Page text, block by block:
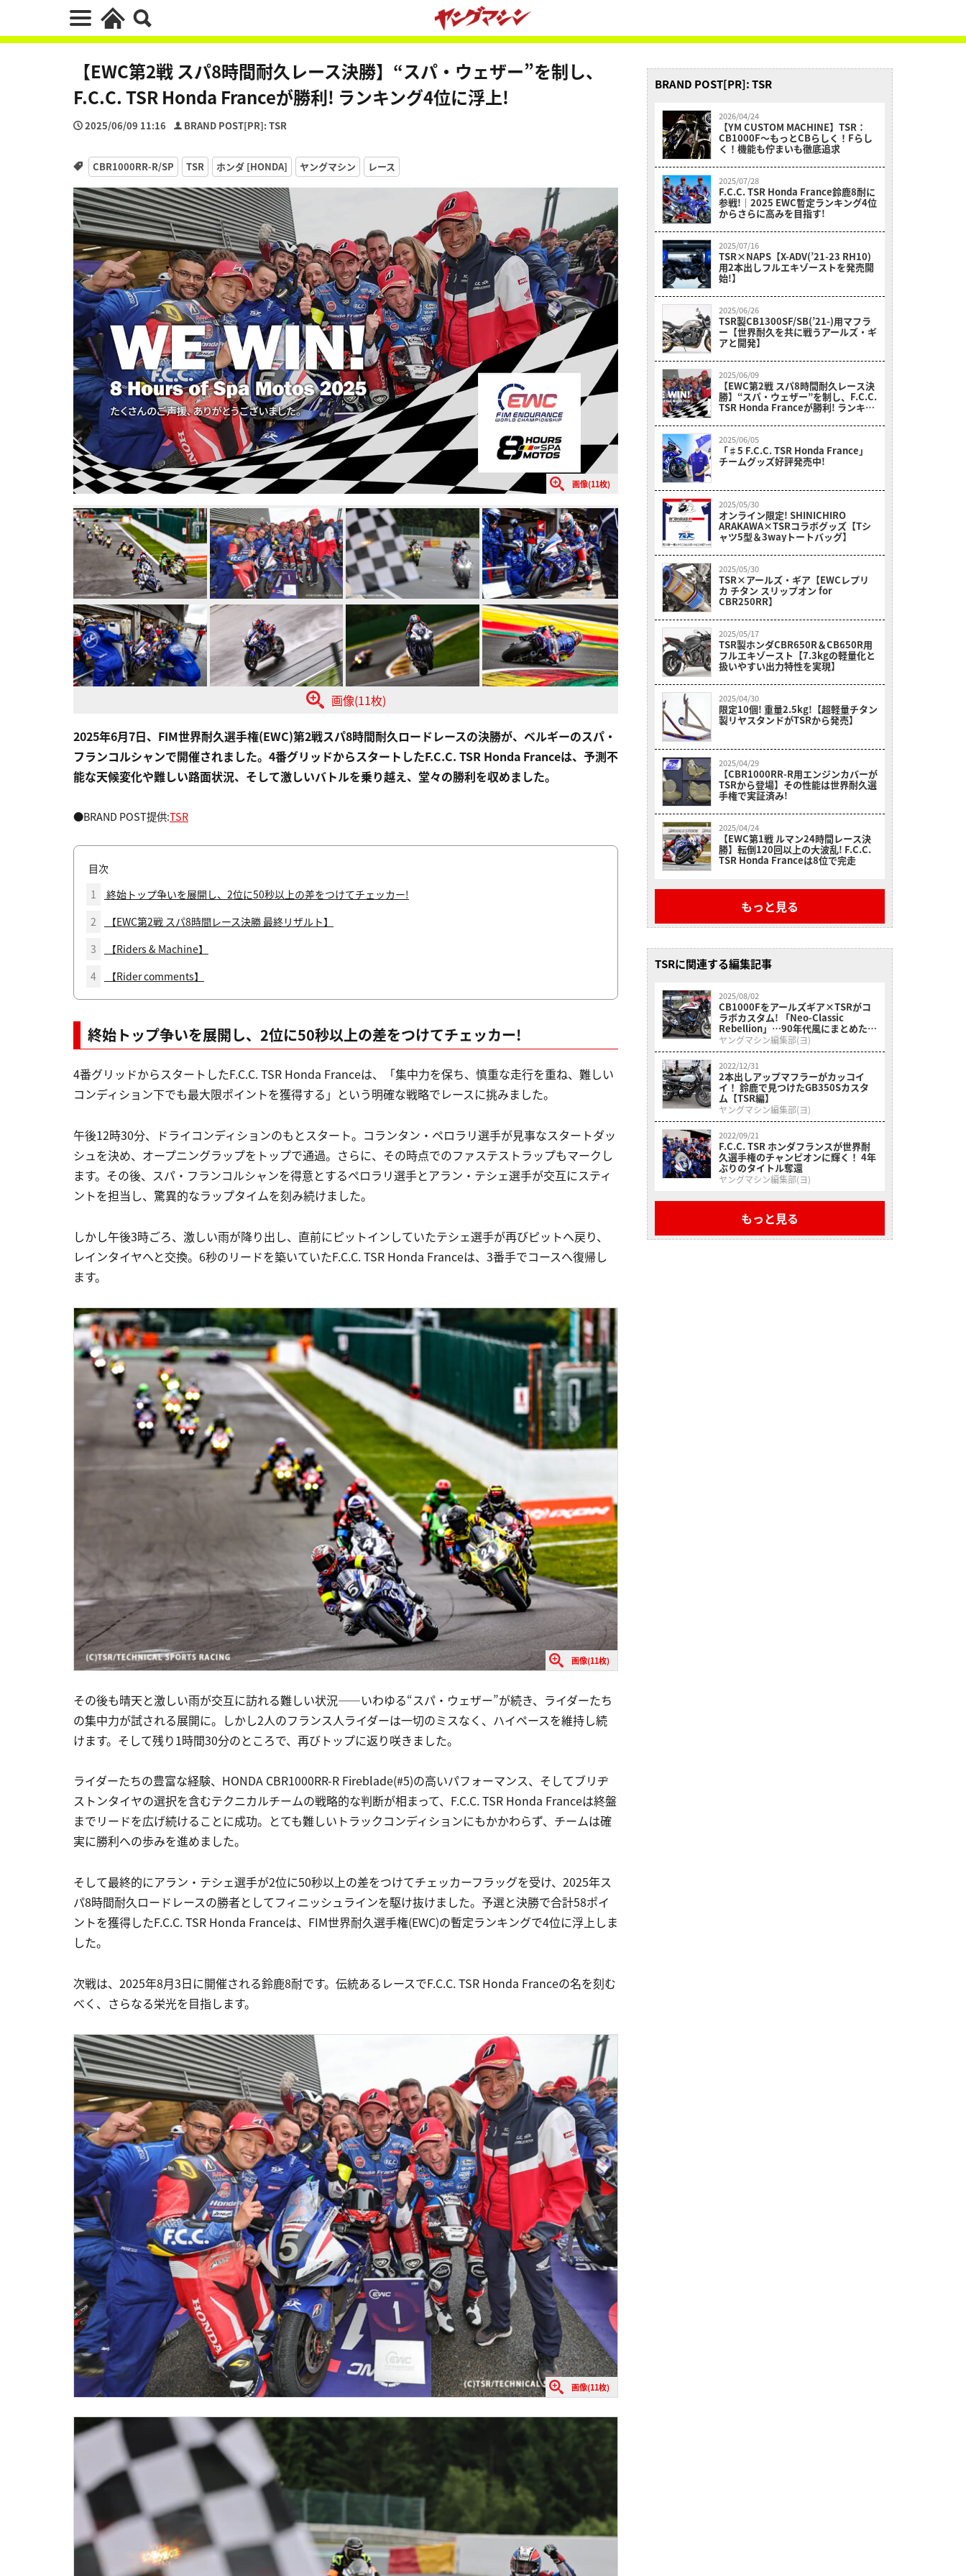
【EWC第2戦 スパ8時間耐久レース決勝】“スパ・ウェザー”を制し、
F.C.C. TSR Honda Franceが勝利! ランキング4位に浮上!
2025/06/09 11:16 BRAND POST[PR]: TSR
CBR1000RR-R/SP TSR ホンダ [HONDA] ヤングマシン レース
画像(11枚)
画像(11枚)
2025年6月7日、FIM世界耐久選手権(EWC)第2戦スパ8時間耐久ロードレースの決勝が、ベルギーのスパ・
フランコルシャンで開催されました。4番グリッドからスタートしたF.C.C. TSR Honda Franceは、予測不
能な天候変化や難しい路面状況、そして激しいバトルを乗り越え、堂々の勝利を収めました。
●BRAND POST提供:TSR
目次
1
終始トップ争いを展開し、2位に50秒以上の差をつけてチェッカー!
2
【EWC第2戦 スパ8時間レース決勝 最終リザルト】
3
【Riders & Machine】
4
【Rider comments】
終始トップ争いを展開し、2位に50秒以上の差をつけてチェッカー!
4番グリッドからスタートしたF.C.C. TSR Honda Franceは、「集中力を保ち、慎重な走行を重ね、難しい
コンディション下でも最大限ポイントを獲得する」という明確な戦略でレースに挑みました。
午後12時30分、ドライコンディションのもとスタート。コランタン・ペロラリ選手が見事なスタートダッ
シュを決め、オープニングラップをトップで通過。さらに、その時点でのファステストラップもマークし
ます。その後、スパ・フランコルシャンを得意とするペロラリ選手とアラン・テシェ選手が交互にスティ
ントを担当し、驚異的なラップタイムを刻み続けました。
しかし午後3時ごろ、激しい雨が降り出し、直前にピットインしていたテシェ選手が再びピットへ戻り、
レインタイヤへと交換。6秒のリードを築いていたF.C.C. TSR Honda Franceは、3番手でコースへ復帰し
ます。
画像(11枚)
その後も晴天と激しい雨が交互に訪れる難しい状況――いわゆる“スパ・ウェザー”が続き、ライダーたち
の集中力が試される展開に。しかし2人のフランス人ライダーは一切のミスなく、ハイペースを維持し続
けます。そして残り1時間30分のところで、再びトップに返り咲きました。
ライダーたちの豊富な経験、HONDA CBR1000RR-R Fireblade(#5)の高いパフォーマンス、そしてブリヂ
ストンタイヤの選択を含むテクニカルチームの戦略的な判断が相まって、F.C.C. TSR Honda Franceは終盤
までリードを広げ続けることに成功。とても難しいトラックコンディションにもかかわらず、チームは確
実に勝利への歩みを進めました。
そして最終的にアラン・テシェ選手が2位に50秒以上の差をつけてチェッカーフラッグを受け、2025年ス
パ8時間耐久ロードレースの勝者としてフィニッシュラインを駆け抜けました。予選と決勝で合計58ポイ
ントを獲得したF.C.C. TSR Honda Franceは、FIM世界耐久選手権(EWC)の暫定ランキングで4位に浮上しま
した。
次戦は、2025年8月3日に開催される鈴鹿8耐です。伝統あるレースでF.C.C. TSR Honda Franceの名を刻む
べく、さらなる栄光を目指します。
画像(11枚)
BRAND POST[PR]: TSR
2026/04/24
【YM CUSTOM MACHINE】TSR：
CB1000F〜もっとCBらしく！Fらし
く！機能も佇まいも徹底追求
2025/07/28
F.C.C. TSR Honda France鈴鹿8耐に
参戦!｜2025 EWC暫定ランキング4位
からさらに高みを目指す!
2025/07/16
TSR×NAPS【X-ADV(’21-23 RH10)
用2本出しフルエキゾーストを発売開
始!】
2025/06/26
TSR製CB1300SF/SB(’21-)用マフラ
ー【世界耐久を共に戦うアールズ・ギ
アと開発】
2025/06/09
【EWC第2戦 スパ8時間耐久レース決
勝】“スパ・ウェザー”を制し、F.C.C.
TSR Honda Franceが勝利! ランキン
2025/06/05
「♯5 F.C.C. TSR Honda France」
チームグッズ好評発売中!
2025/05/30
オンライン限定! SHINICHIRO
ARAKAWA×TSRコラボグッズ【Tシ
ャツ5型＆3wayトートバッグ】
2025/05/30
TSR×アールズ・ギア【EWCレプリ
カ チタン スリップオン for
CBR250RR】
2025/05/17
TSR製ホンダCBR650R＆CB650R用
フルエキゾースト【7.3kgの軽量化と
扱いやすい出力特性を実現】
2025/04/30
限定10個! 重量2.5kg!【超軽量チタン
製リヤスタンドがTSRから発売】
2025/04/29
【CBR1000RR-R用エンジンカバーが
TSRから登場】その性能は世界耐久選
手権で実証済み!
2025/04/24
【EWC第1戦 ルマン24時間レース決
勝】転倒120回以上の大波乱! F.C.C.
TSR Honda Franceは8位で完走
もっと見る
TSRに関連する編集記事
2025/08/02
CB1000Fをアールズギア×TSRがコ
ラボカスタム! 「Neo-Classic
Rebellion」…90年代風にまとめたセ
パハン仕様が熱い!
ヤングマシン編集部(ヨ)
2022/12/31
2本出しアップマフラーがカッコイ
イ！ 鈴鹿で見つけたGB350Sカスタ
ム【TSR編】
ヤングマシン編集部(ヨ)
2022/09/21
F.C.C. TSR ホンダフランスが世界耐
久選手権のチャンピオンに輝く！ 4年
ぶりのタイトル奪還
ヤングマシン編集部(ヨ)
もっと見る